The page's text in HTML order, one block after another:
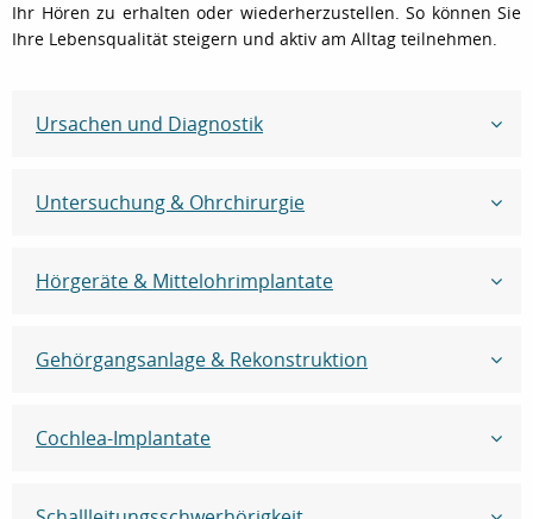
Ihr Hören zu erhalten oder wiederherzustellen. So können Sie
Ihre Lebensqualität steigern und aktiv am Alltag teilnehmen.
Ursachen und Diagnostik
Untersuchung & Ohrchirurgie
Hörgeräte & Mittelohrimplantate
Gehörgangsanlage & Rekonstruktion
Cochlea-Implantate